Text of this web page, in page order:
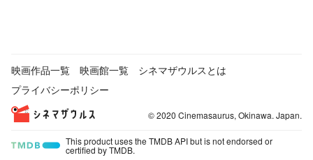
映画作品一覧 映画館一覧
シネマザウルスとは
プライバシーポリシー
© 2020 Cinemasaurus, Okinawa. Japan.
This product uses the TMDB API but is not endorsed or
certified by TMDB.